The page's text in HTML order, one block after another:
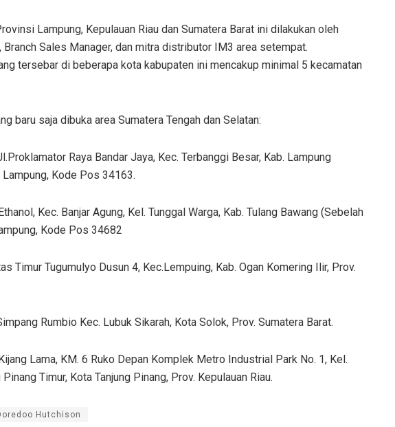
Lampung, Kepulauan Riau dan Sumatera Barat ini dilakukan oleh
Branch Sales Manager, dan mitra distributor IM3 area setempat.
tersebar di beberapa kota kabupaten ini mencakup minimal 5 kecamatan
baru saja dibuka area Sumatera Tengah dan Selatan:
Raya Bandar Jaya, Kec. Terbanggi Besar, Kab. Lampung
Kode Pos 34163.
Kec. Banjar Agung, Kel. Tunggal Warga, Kab. Tulang Bawang (Sebelah
Kode Pos 34682
Timur Tugumulyo Dusun 4, Kec.Lempuing, Kab. Ogan Komering Ilir, Prov.
Rumbio Kec. Lubuk Sikarah, Kota Solok, Prov. Sumatera Barat.
Lama, KM. 6 Ruko Depan Komplek Metro Industrial Park No. 1, Kel.
Timur, Kota Tanjung Pinang, Prov. Kepulauan Riau.
Hutchison